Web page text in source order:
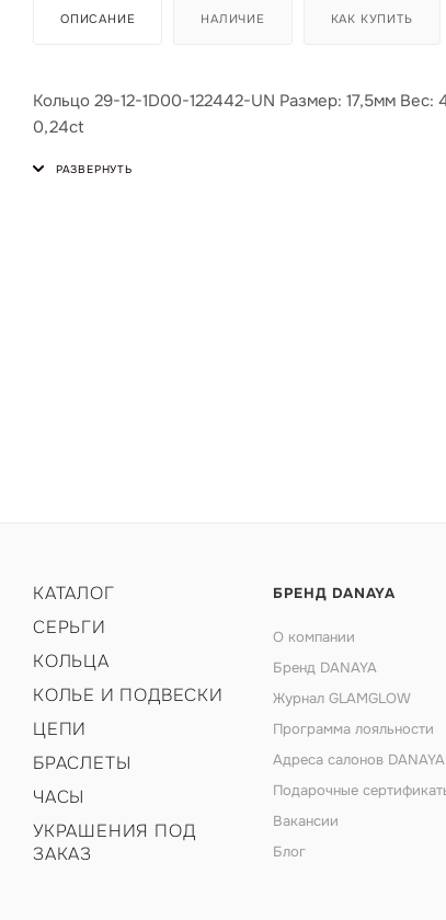
ОПИСАНИЕ НАЛИЧИЕ КАК КУПИТЬ
Кольцо 29-12-1D00-122442-UN Размер: 17,5мм
0,24ct
КАТАЛОГ
СЕРЬГИ
КОЛЬЦА
КОЛЬЕ И ПОДВЕСКИ
ЦЕПИ
БРАСЛЕТЫ
ЧАСЫ
УКРАШЕНИЯ ПОД
ЗАКАЗ
БРЕНД DANAYA
О компании
Бренд DANAYA
Журнал GLAMGLOW
Программа лояльности
Адреса салонов DANAYA
Подарочные
Вакансии
Блог